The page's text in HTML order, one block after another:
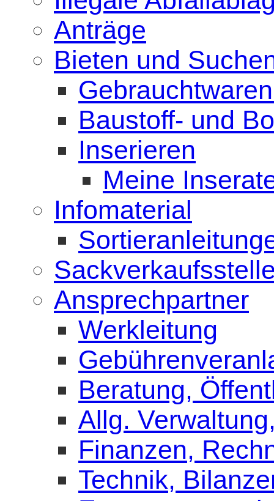
Anträge
Bieten und
Baustoff- und
Inserieren
Meine
Infomaterial
Ansprechpartner
Werkleitung
Beratung,
Allg.
Finanzen,
Technik,